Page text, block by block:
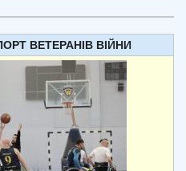
ВЕТЕРАНІВ ВІЙНИ